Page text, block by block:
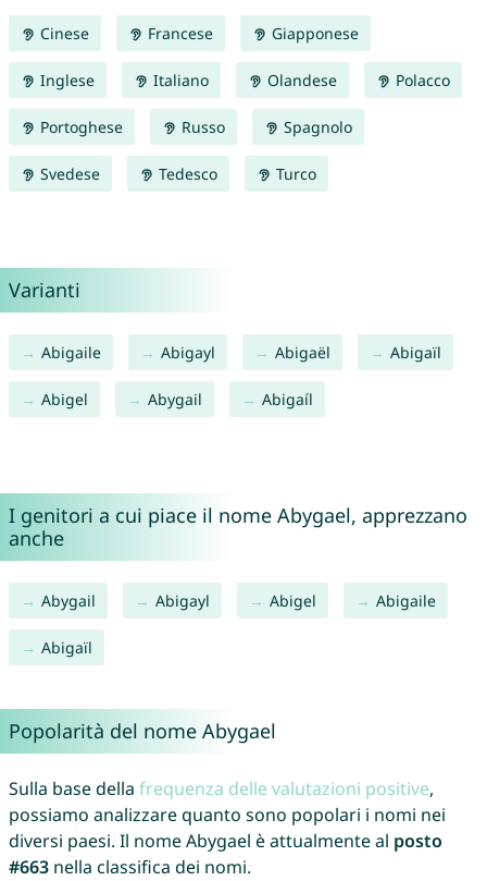
Cinese Francese Giapponese
Inglese Italiano Olandese Polacco
Portoghese Russo Spagnolo
Svedese Tedesco Turco
Varianti
Abigaile Abigayl Abigaël Abigaïl
Abigel Abygail Abigaíl
I genitori a cui piace il nome Abygael, apprezzano
anche
Abygail Abigayl Abigel Abigaile
Abigaïl
Popolarità del nome Abygael
Sulla base della frequenza delle valutazioni positive,
possiamo analizzare quanto sono popolari i nomi nei
diversi paesi. Il nome Abygael è attualmente al posto
#663nella classifica dei nomi.